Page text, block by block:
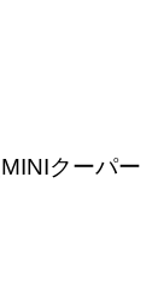
MINIクーパー